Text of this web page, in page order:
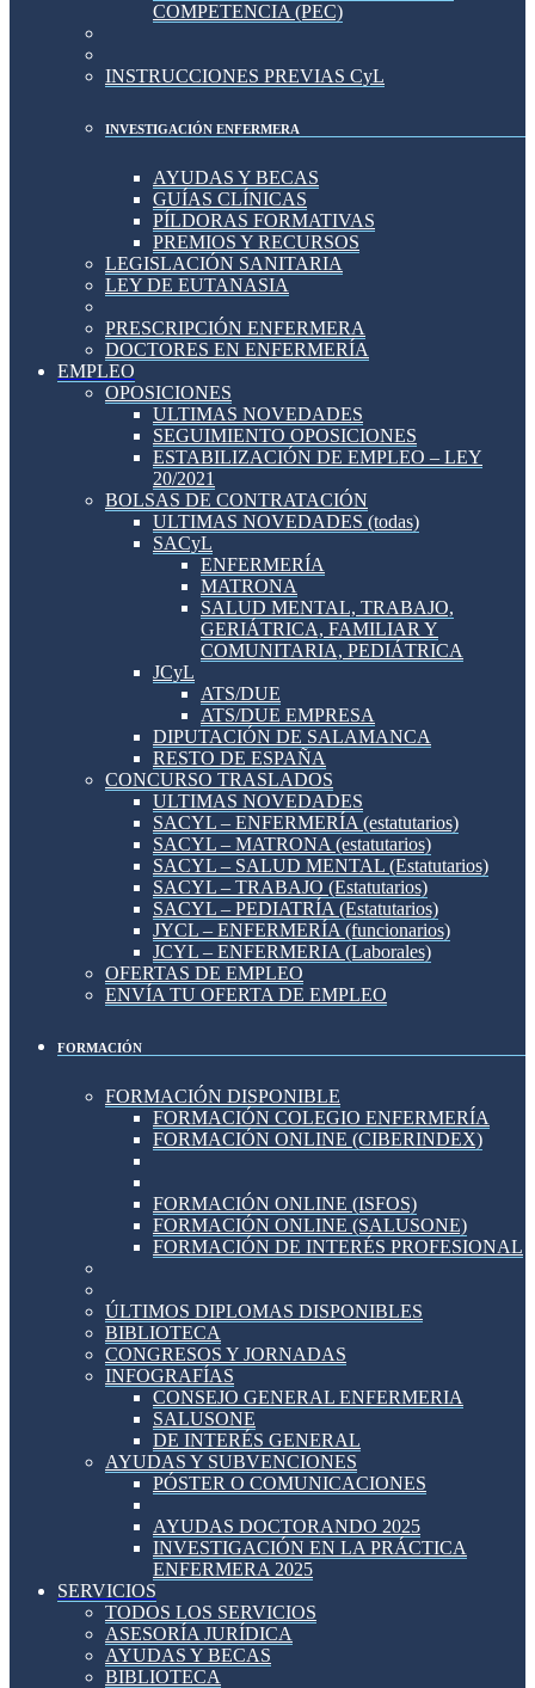
COMPETENCIA (PEC)
INSTRUCCIONES PREVIAS CyL
INVESTIGACIÓN ENFERMERA
AYUDAS Y BECAS
GUÍAS CLÍNICAS
PÍLDORAS FORMATIVAS
PREMIOS Y RECURSOS
LEGISLACIÓN SANITARIA
LEY DE EUTANASIA
PRESCRIPCIÓN ENFERMERA
DOCTORES EN ENFERMERÍA
EMPLEO
OPOSICIONES
ULTIMAS NOVEDADES
SEGUIMIENTO OPOSICIONES
ESTABILIZACIÓN DE EMPLEO – LEY
20/2021
BOLSAS DE CONTRATACIÓN
ULTIMAS NOVEDADES (todas)
SACyL
ENFERMERÍA
MATRONA
SALUD MENTAL, TRABAJO,
GERIÁTRICA, FAMILIAR Y
COMUNITARIA, PEDIÁTRICA
JCyL
ATS/DUE
ATS/DUE EMPRESA
DIPUTACIÓN DE SALAMANCA
RESTO DE ESPAÑA
CONCURSO TRASLADOS
ULTIMAS NOVEDADES
SACYL – ENFERMERÍA (estatutarios)
SACYL – MATRONA (estatutarios)
SACYL – SALUD MENTAL (Estatutarios)
SACYL – TRABAJO (Estatutarios)
SACYL – PEDIATRÍA (Estatutarios)
JYCL – ENFERMERÍA (funcionarios)
JCYL – ENFERMERIA (Laborales)
OFERTAS DE EMPLEO
ENVÍA TU OFERTA DE EMPLEO
FORMACIÓN
FORMACIÓN DISPONIBLE
FORMACIÓN COLEGIO ENFERMERÍA
FORMACIÓN ONLINE (CIBERINDEX)
FORMACIÓN ONLINE (ISFOS)
FORMACIÓN ONLINE (SALUSONE)
FORMACIÓN DE INTERÉS PROFESIONAL
ÚLTIMOS DIPLOMAS DISPONIBLES
BIBLIOTECA
CONGRESOS Y JORNADAS
INFOGRAFÍAS
CONSEJO GENERAL ENFERMERIA
SALUSONE
DE INTERÉS GENERAL
AYUDAS Y SUBVENCIONES
PÓSTER O COMUNICACIONES
AYUDAS DOCTORANDO 2025
INVESTIGACIÓN EN LA PRÁCTICA
ENFERMERA 2025
SERVICIOS
TODOS LOS SERVICIOS
ASESORÍA JURÍDICA
AYUDAS Y BECAS
BIBLIOTECA